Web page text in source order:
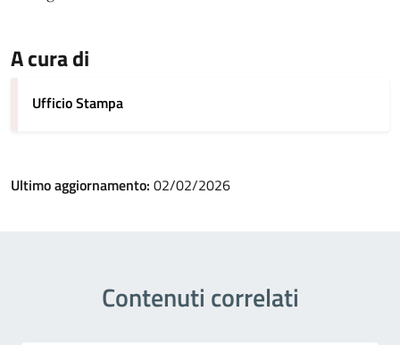
A cura di
Ufficio Stampa
Ultimo aggiornamento: 02/02/2026
Contenuti correlati